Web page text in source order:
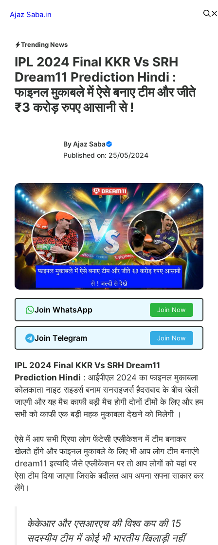
Ajaz Saba.in
Trending News
IPL 2024 Final KKR Vs SRH
Dream11 Prediction Hindi :
फाइनल मुकाबले में ऐसे बनाए टीम और जीते
₹3 करोड़ रुपए आसानी से !
ByAjaz Saba
Published on: 25/05/2024
Join WhatsApp Join Now
Join Telegram Join Now
IPL 2024 Final KKR Vs SRH Dream11
Prediction Hindi : आईपीएल 2024 का फाइनल मुकाबला
कोलकाता नाइट राइडर्स बनाम सनराइजर्स हैदराबाद के बीच खेली
जाएगी और यह मैच काफी बड़ी मैच होगी दोनों टीमों के लिए और हम
सभी को काफी एक बड़ी महक मुकाबला देखने को मिलेगी ।
ऐसे में आप सभी प्रिया लोग फेंटेसी एप्लीकेशन में टीम बनाकर
खेलते होंगे और फाइनल मुकाबले के लिए भी आप लोग टीम बनाएंगे
dream11 इत्यादि जैसे एप्लीकेशन पर तो आप लोगों को यहां पर
ऐसा टीम दिया जाएगा जिसके बदौलत आप अपना सपना साकार कर
लेंगे।
केकेआर और एसआरएच की विश्व कप की 15
सदस्यीय टीम में कोई भी भारतीय खिलाड़ी नहीं